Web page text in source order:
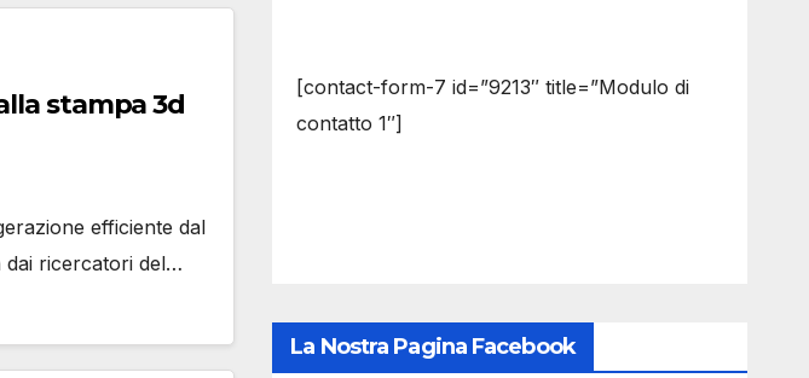
stampa 3d
efficiente dal
dai ricercatori del…
[contact-form-7 id=”9213″ title=”Modulo di
contatto 1″]
La Nostra Pagina Facebook